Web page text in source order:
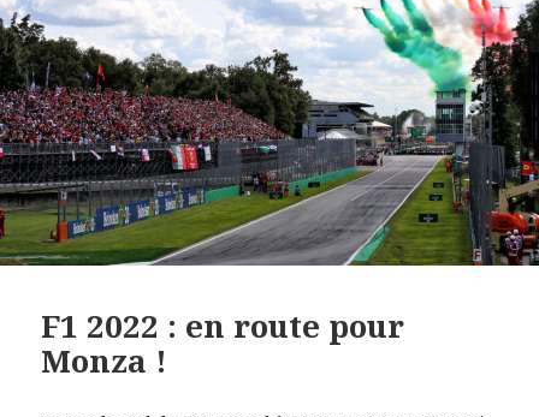
F1 2022 : en route pour
Monza !